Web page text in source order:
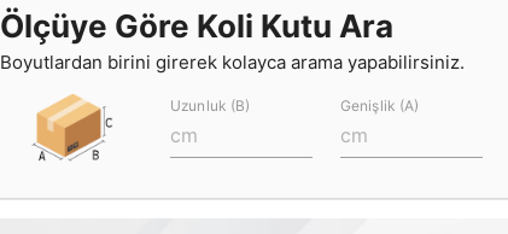
Ölçüye Göre Koli Kutu Ara
Boyutlardan birini girerek kolayca arama yapabilirsiniz.
Uzunluk (B) Genişlik (A)